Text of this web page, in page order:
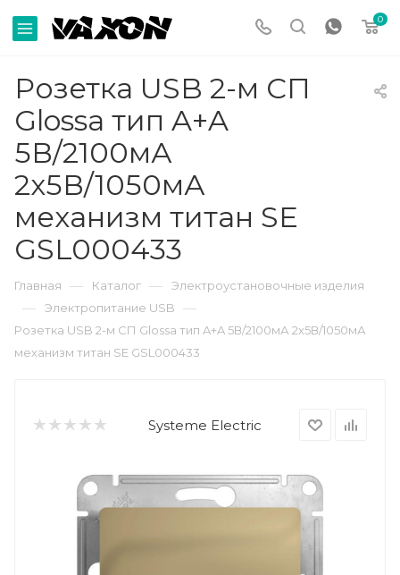
0
Розетка USB 2-м СП
Glossa тип A+A
5В/2100мА
2х5В/1050мА
механизм титан SE
GSL000433
Главная — Каталог — Электроустановочные изделия
— Электропитание USB —
Розетка USB 2-м СП Glossa тип A+A 5В/2100мА 2х5В/1050мА
механизм титан SE GSL000433
Systeme Electric